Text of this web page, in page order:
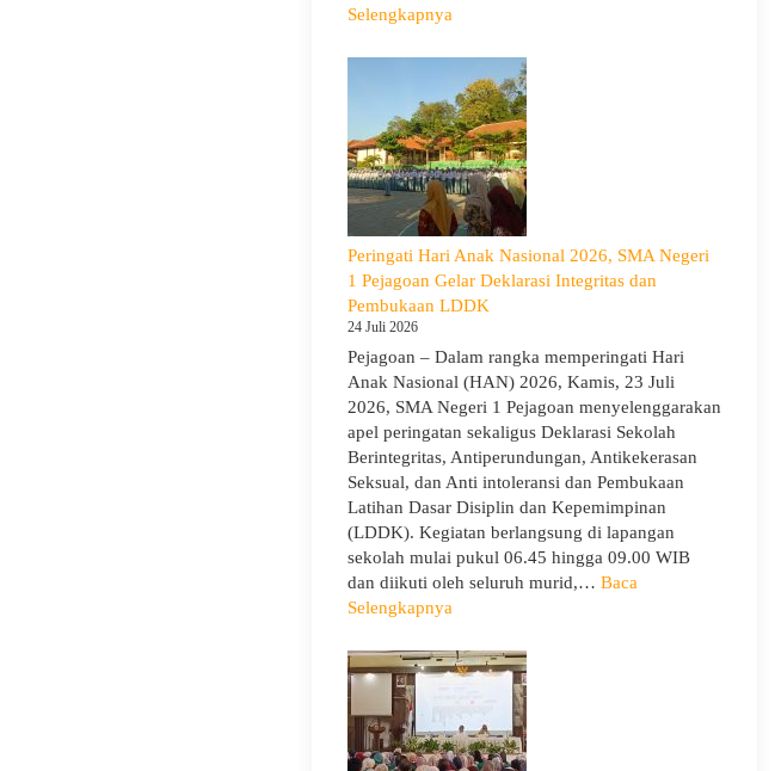
Selengkapnya:
LDDK
SMA
Negeri
1
Pejagoan
Tahun
Ajaran
2026/2027:
Berjalan
Khidmat
Peringati Hari Anak Nasional 2026, SMA Negeri
1 Pejagoan Gelar Deklarasi Integritas dan
Pembukaan LDDK
24 Juli 2026
Pejagoan – Dalam rangka memperingati Hari
Anak Nasional (HAN) 2026, Kamis, 23 Juli
2026, SMA Negeri 1 Pejagoan menyelenggarakan
apel peringatan sekaligus Deklarasi Sekolah
Berintegritas, Antiperundungan, Antikekerasan
Seksual, dan Anti intoleransi dan Pembukaan
Latihan Dasar Disiplin dan Kepemimpinan
(LDDK). Kegiatan berlangsung di lapangan
sekolah mulai pukul 06.45 hingga 09.00 WIB
dan diikuti oleh seluruh murid,… Baca
Selengkapnya:
Hari
Anak
Nasional
2026,
SMA